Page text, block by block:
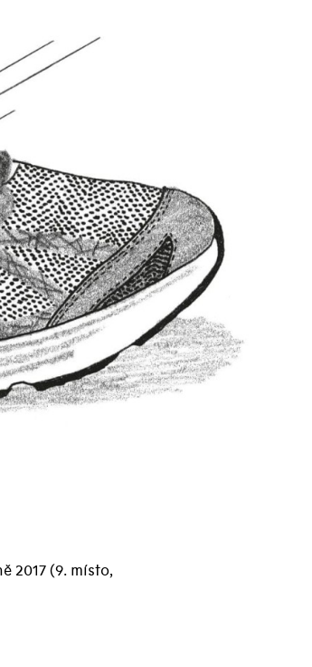
2017 (9. místo,